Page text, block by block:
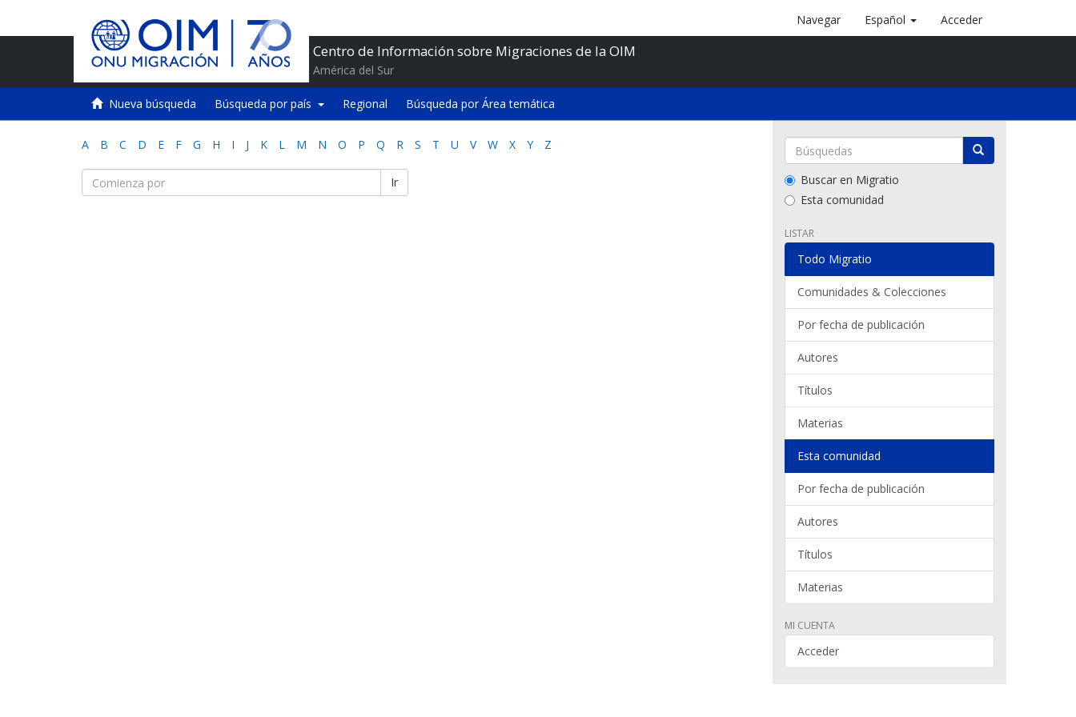
Centro de Información sobre Migraciones de la OIM
América del Sur
Navegar Español Acceder
Nueva búsqueda Búsqueda por país Regional Búsqueda por Área temática
A B C D E F G H I J K L M N O P Q R S T U V W X Y Z
Ir
Buscar en Migratio
Esta comunidad
LISTAR
Todo Migratio
Comunidades & Colecciones
Por fecha de publicación
Autores
Títulos
Materias
Esta comunidad
Por fecha de publicación
Autores
Títulos
Materias
MI CUENTA
Acceder